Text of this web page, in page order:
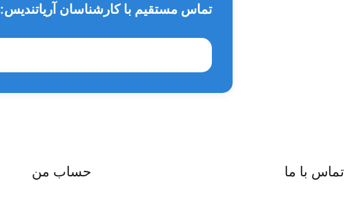
تماس مستقیم با کارشناسان آریاتندیس:
تماس با ما حساب من